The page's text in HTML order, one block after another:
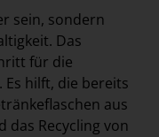
sein, sondern
Das
für die
hilft, die bereits
aus
das Recycling von